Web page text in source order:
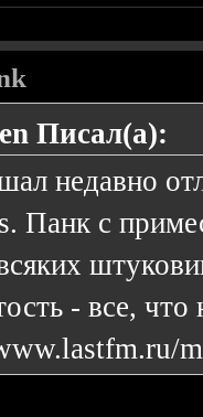
Писал(а):
недавно
Панк с
- все,